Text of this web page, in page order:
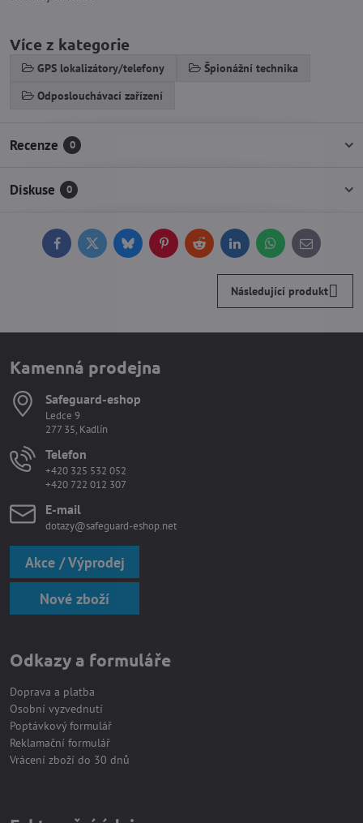
Více z kategorie
GPS lokalizátory/telefony
Špionážní technika
Odposlouchávací zařízení
Recenze 0
Diskuse 0
FacebookTwitterBlueskyPinterestReddit LinkedInWhatsApp
E-
mail
Následující produkt
Kamenná prodejna
Safeguard-eshop
Ledce 9
277 35, Kadlín
Telefon
+420 325 532 052
+420 722 012 307
E-mail
dotazy@safeguard-eshop.net
Akce / Výprodej
Nové zboží
Odkazy a formuláře
Doprava a platba
Osobní vyzvednutí
Poptávkový formulář
Reklamační formulář
Vrácení zboží do 30 dnů